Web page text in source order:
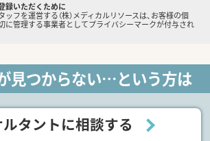
録いただくために
ッフを運営する（株）メディカルリソースは、お客様の個
に管理する事業者としてプライバシーマークが付与され
見つからない…という方は
タントに相談する